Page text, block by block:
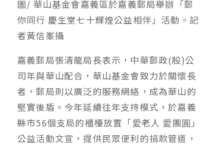
圖/ 華山基金會嘉義區於嘉義郵局舉辦「郵
你同行 慶生堂七十輝煌公益相伴」活動。記
者黃信峯攝
嘉義郵局張清龍局長表示，中華郵政(股)公
司年與華山配合，華山基金會致力於關懷長
者，郵局則以廣泛的服務網絡，成為華山的
堅實後盾。今年延續往年支持模式，於嘉義
縣市56個支局的櫃檯放置「愛老人 愛團圓」
公益活動文宣，提供民眾便利的捐款管道，